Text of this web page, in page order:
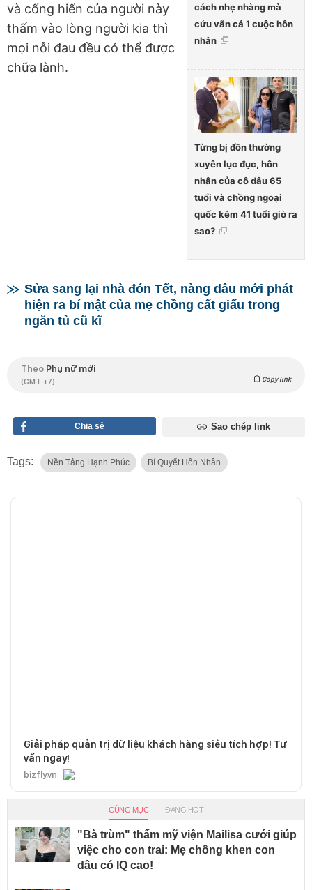
cách nhẹ nhàng mà
cứu vãn cả 1 cuộc hôn
nhân
Từng bị đồn thường
xuyên lục đục, hôn
nhân của cô dâu 65
tuổi và chồng ngoại
quốc kém 41 tuổi giờ ra
sao?
và cống hiến của người này
thấm vào lòng người kia thì
mọi nỗi đau đều có thể được
chữa lành.
Sửa sang lại nhà đón Tết, nàng dâu mới phát
hiện ra bí mật của mẹ chồng cất giấu trong
ngăn tủ cũ kĩ
Theo Phụ nữ mới
(GMT +7) Copy link
Chia sẻ Sao chép link
Tags: Nền Tảng Hạnh Phúc Bí Quyết Hôn Nhân
Giải pháp quản trị dữ liệu khách hàng siêu tích hợp! Tư
vấn ngay!
bizfly.vn
CÙNG MỤC ĐANG HOT
"Bà trùm" thẩm mỹ viện Mailisa cưới giúp
việc cho con trai: Mẹ chồng khen con
dâu có IQ cao!